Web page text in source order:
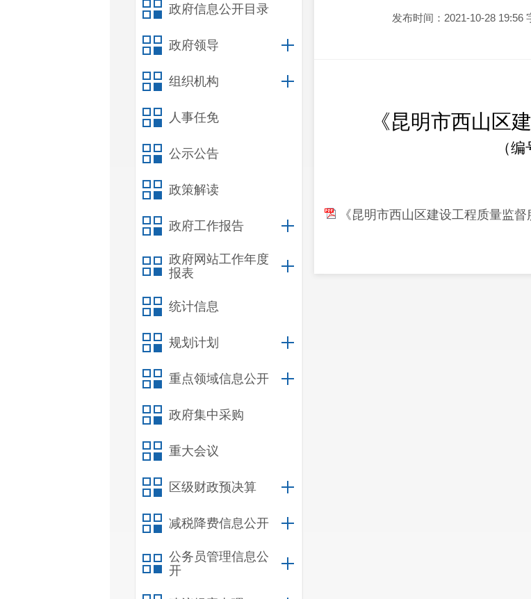
政府信息公开目录
政府领导
组织机构
人事任免
公示公告
政策解读
政府工作报告
政府网站工作年度
报表
统计信息
规划计划
重点领域信息公开
政府集中采购
重大会议
区级财政预决算
减税降费信息公开
公务员管理信息公
开
发布时间：2021-10-28 19:56
《昆明市西山区
（编
《昆明市西山区建设工程质量监